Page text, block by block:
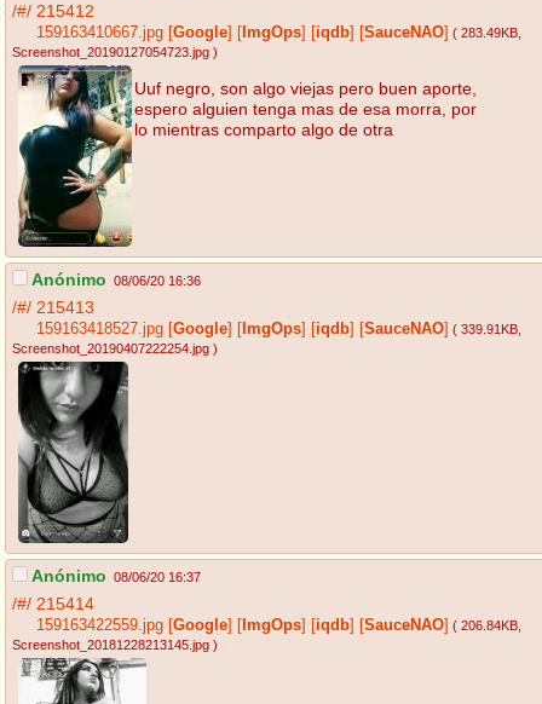
/#/ 215412
159163410667.jpg [Google] [ ImgOps] [iqdb] [SauceNAO] ( 283.49KB
Screenshot_20190127054723.jpg )
Uuf negro, son algo viejas pero buen aporte,
espero alguien tenga mas de esa morra, por
lo mientras comparto algo de otra
Anónimo 08/06/20 16:36
/#/ 215413
159163418527.jpg [Google] [ ImgOps] [iqdb] [SauceNAO] ( 339.91KB
Screenshot_20190407222254.jpg )
Anónimo 08/06/20 16:37
/#/ 215414
159163422559.jpg [Google] [ ImgOps] [iqdb] [SauceNAO] ( 206.84KB
Screenshot_20181228213145.jpg )